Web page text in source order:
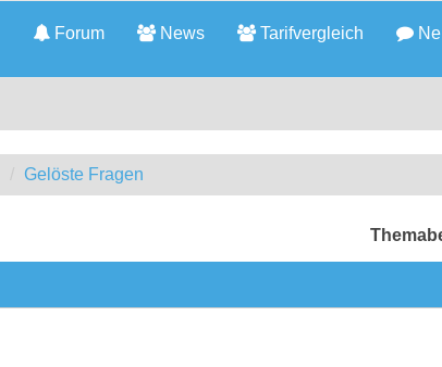
Forum News Tarifvergleich
Gelöste Fragen